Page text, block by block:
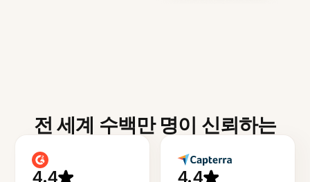
전 세계 수백만 명이 신뢰하는
4.4 4.4